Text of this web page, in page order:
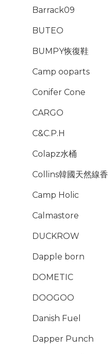
Barrack09
BUTEO
BUMPY恢復鞋
Camp ooparts
Conifer Cone
CARGO
C&C.P.H
Colapz水桶
Collins韓國天然線香
Camp Holic
Calmastore
DUCKROW
Dapple born
DOMETIC
DOOGOO
Danish Fuel
Dapper Punch